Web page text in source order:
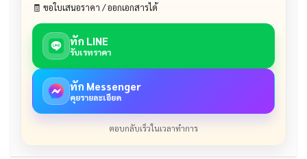
🧾 ขอใบเสนอราคา / ออกเอกสารได้
ทัก LINE
รับเรทราคา
ทัก Messenger
คุยรายละเอียด
ตอบกลับเร็วในเวลาทำการ